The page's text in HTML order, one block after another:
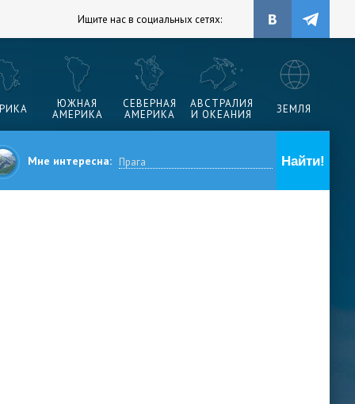
Ищите нас в социальных сетях:
ЮЖНАЯ
АМЕРИКА
СЕВЕРНАЯ
АМЕРИКА
АВСТРАЛИЯ
И ОКЕАНИЯ
ЗЕМЛЯ
Мне интересна: